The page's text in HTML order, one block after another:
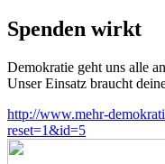
Spenden wirkt
Demokratie geht uns alle
Unser Einsatz braucht
http://www.mehr-
reset=1&id=5